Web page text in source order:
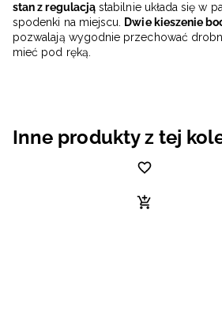
stan z regulacją stabilnie układa się w
spodenki na miejscu. Dwie kieszenie
pozwalają wygodnie przechować
mieć pod ręką.
Inne produkty z tej